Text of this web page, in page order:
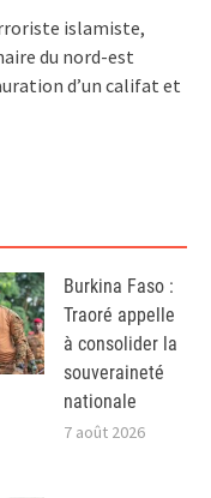
islamiste,
du nord-est
d’un califat et
Burkina Faso :
Traoré appelle
à consolider la
souveraineté
nationale
7 août 2026